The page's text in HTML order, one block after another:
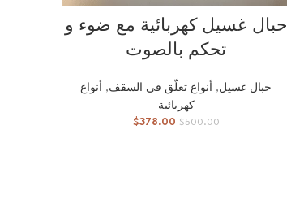
إضافة إلى السلة
حبال غسيل كهربائية مع ضوء و
تحكم بالصوت
حبال غسيل, أنواع تعلّق في السقف,
أنواع
كهربائية
$500.00
$378.00